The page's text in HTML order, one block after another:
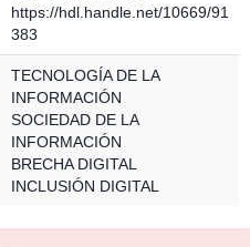
https://hdl.handle.net/10669/91
383
TECNOLOGÍA DE LA
INFORMACIÓN
SOCIEDAD DE LA
INFORMACIÓN
BRECHA DIGITAL
INCLUSIÓN DIGITAL